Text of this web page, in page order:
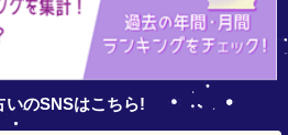
いのSNSはこちら!